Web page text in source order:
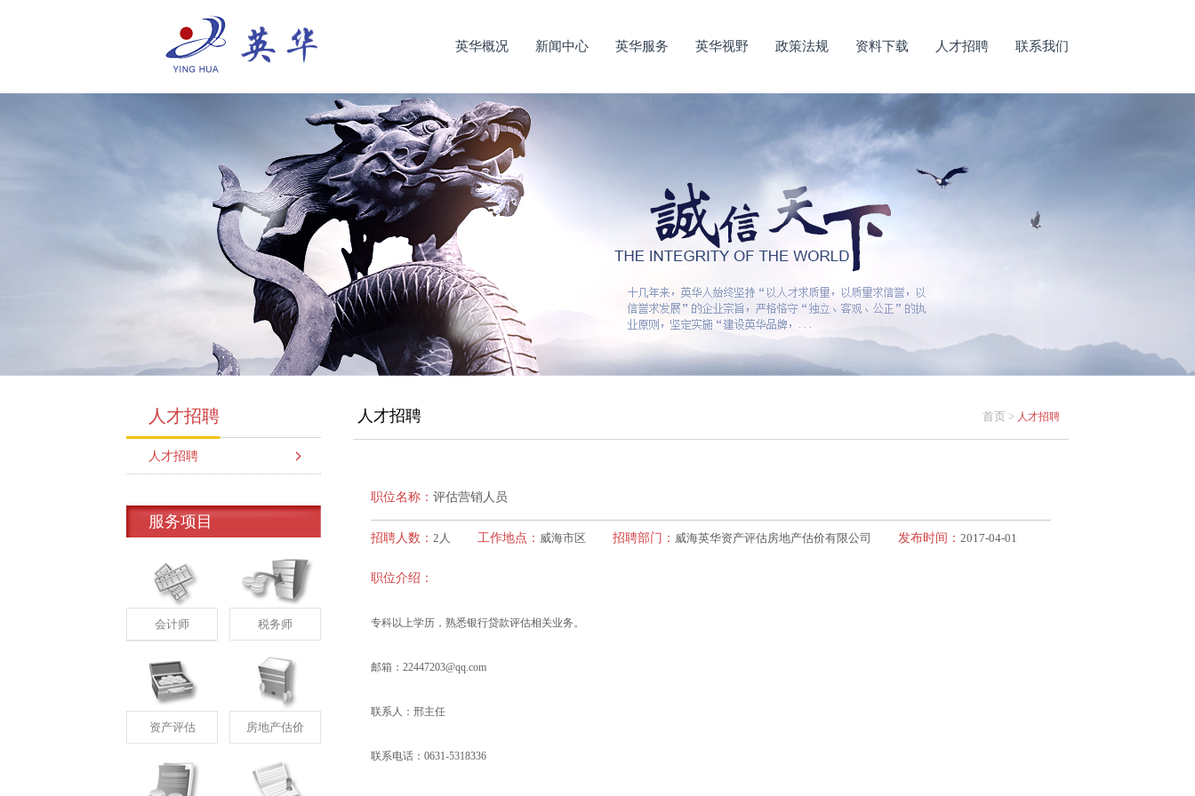
英华概况 新闻中心 英华服务 英华视野 政策法规 资料下载 人才招聘 联系我们
人才招聘
人才招聘
服务项目
会计师 税务师
资产评估 房地产估价
人才招聘 首页 > 人才招聘
职位名称： 评估营销人员
招聘人数： 2人 工作地点： 威海市区 招聘部门： 威海英华资产评估房地产估价有限公司 发布时间： 2017-04-01
职位介绍：
专科以上学历，熟悉银行贷款评估相关业务。
邮箱：22447203@qq.com
联系人：邢主任
联系电话：0631-5318336